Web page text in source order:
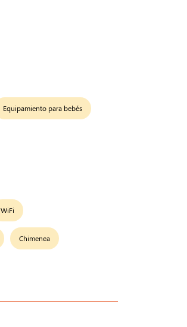
Equipamiento para bebés
WiFi
Chimenea